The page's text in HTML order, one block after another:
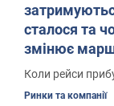
сталося та
змінює
Коли рейси
Ринки та компанії